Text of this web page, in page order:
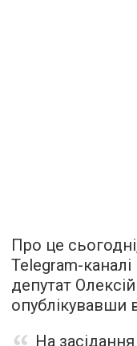
Про це
Telegram-
депутат
опублікувавши
На